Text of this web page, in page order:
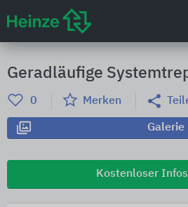
Geradläufige
0 Merken
Galerie
Kostenloser